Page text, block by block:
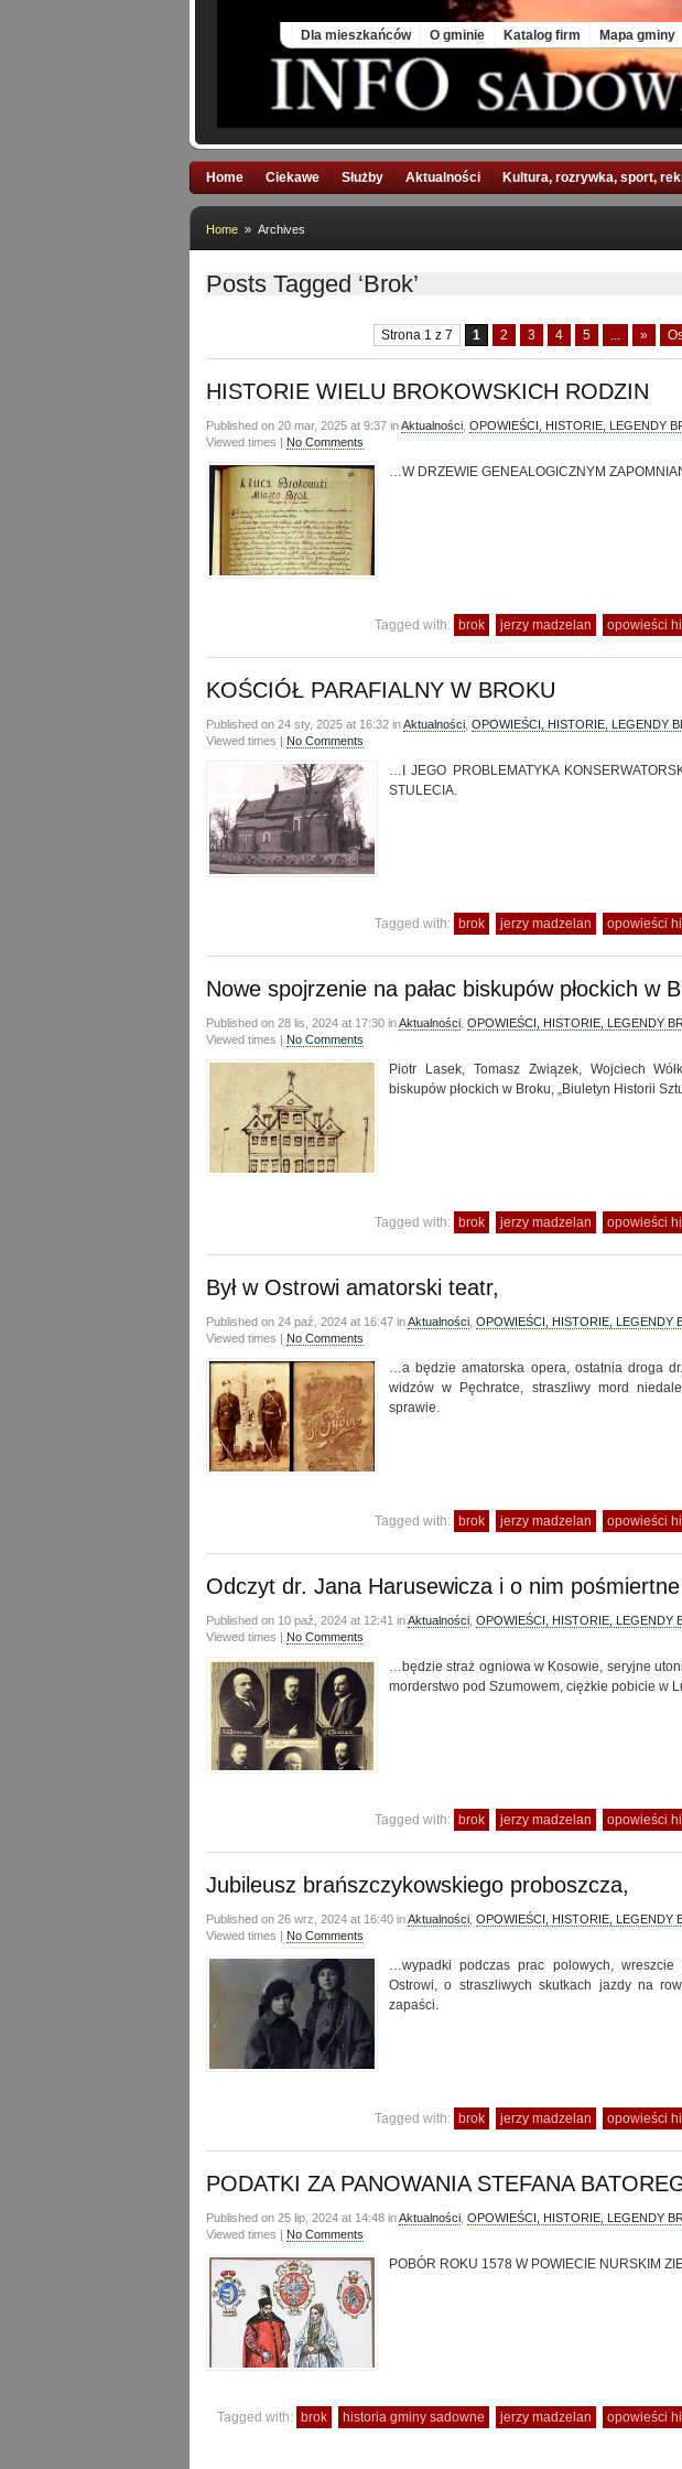
Dla mieszkańców O gminie Katalog firm Mapa gminy
Home Ciekawe Służby Aktualności Kultura, rozrywka, sport,
Home » Archives
Posts Tagged ‘Brok’
Strona 1 z 7 1 2 3 4 5 ... »
HISTORIE WIELU BROKOWSKICH RODZIN
Published on 20 mar, 2025 at 9:37 inAktualności OPOWIEŚCI, HISTORIE, LEGENDY
Viewed times | No Comments
…W DRZEWIE GENEALOGICZNYM
Tagged with: brok jerzy madzelan opowieści
KOŚCIÓŁ PARAFIALNY W BROKU
Published on 24 sty, 2025 at 16:32 inAktualności OPOWIEŚCI, HISTORIE, LEGENDY
Viewed times | No Comments
…I JEGO PROBLEMATYKA
STULECIA.
Tagged with: brok jerzy madzelan opowieści
Nowe spojrzenie na pałac biskupów płockich w
Published on 28 lis, 2024 at 17:30 inAktualności OPOWIEŚCI, HISTORIE, LEGENDY
Viewed times | No Comments
Piotr Lasek, Tomasz Związek, Wojciech
biskupów płockich w Broku, „Biuletyn Historii
Tagged with: brok jerzy madzelan opowieści
Był w Ostrowi amatorski teatr,
Published on 24 paź, 2024 at 16:47 inAktualności OPOWIEŚCI, HISTORIE, LEGENDY
Viewed times | No Comments
…a będzie amatorska opera, ostatnia droga
widzów w Pęchratce, straszliwy mord
sprawie.
Tagged with: brok jerzy madzelan opowieści
Odczyt dr. Jana Harusewicza i o nim
Published on 10 paź, 2024 at 12:41 inAktualności OPOWIEŚCI, HISTORIE, LEGENDY
Viewed times | No Comments
…będzie straż ogniowa w Kosowie, seryjne
morderstwo pod Szumowem, ciężkie pobicie w
Tagged with: brok jerzy madzelan opowieści
Jubileusz brańszczykowskiego proboszcza,
Published on 26 wrz, 2024 at 16:40 inAktualności OPOWIEŚCI, HISTORIE, LEGENDY
Viewed times | No Comments
…wypadki podczas prac polowych,
Ostrowi, o straszliwych skutkach jazdy na
zapaści.
Tagged with: brok jerzy madzelan opowieści
PODATKI ZA PANOWANIA STEFANA
Published on 25 lip, 2024 at 14:48 inAktualności OPOWIEŚCI, HISTORIE, LEGENDY
Viewed times | No Comments
POBÓR ROKU 1578 W POWIECIE NURSKIM
Tagged with: brok historia gminy sadowne jerzy madzelan opowieści